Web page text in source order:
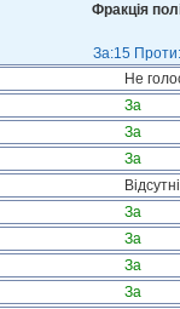
Фракція
За:15
Не
За
За
За
За
За
За
За